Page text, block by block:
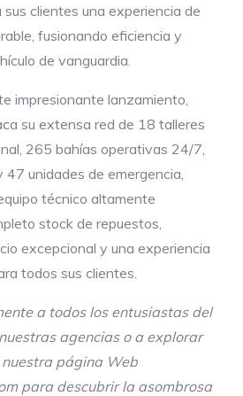
clientes una experiencia de
fusionando eficiencia y
de vanguardia.
impresionante lanzamiento,
su extensa red de 18 talleres
265 bahías operativas 24/7,
unidades de emergencia,
técnico altamente
stock de repuestos,
excepcional y una experiencia
todos sus clientes.
a todos los entusiastas del
agencias o a explorar
página Web
para descubrir la asombrosa